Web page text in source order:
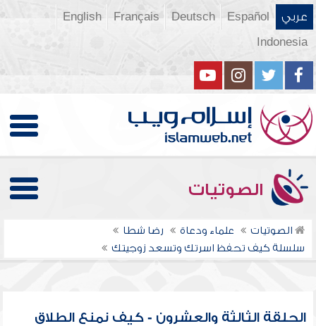
عربي Español
Deutsch
Français
English
Indonesia
الصوتيات
الصوتيات علماء ودعاة
رضا شطا
سلسلة كيف تحفظ اسرتك وتسعد زوجيتك
الحلقة الثالثة والعشرون - كيف نمنع الطلاق